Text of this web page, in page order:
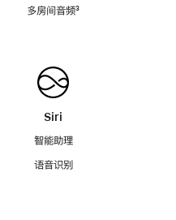
多房间音频脚
³
Siri
智能助理
语音识别